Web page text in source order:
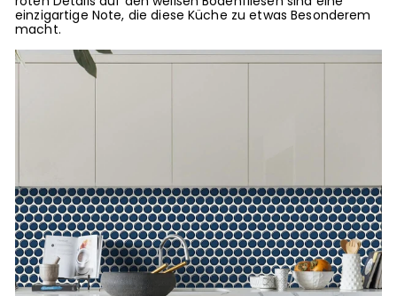
einzigartige Note, die diese Küche zu etwas Besonderem
macht.